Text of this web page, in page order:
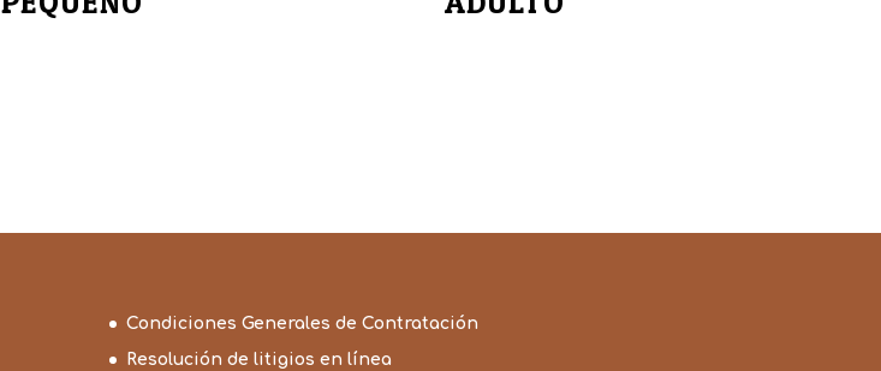
Condiciones Generales de Contratación
Resolución de litigios en línea